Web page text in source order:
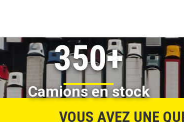
350+
Camions en stock
VOUS AVEZ UNE